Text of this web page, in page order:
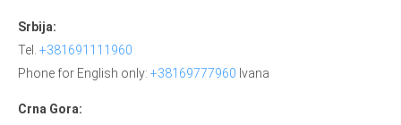
Srbija:
Tel. +381691111960
Phone for English only: +38169777960 Ivana
Crna Gora: